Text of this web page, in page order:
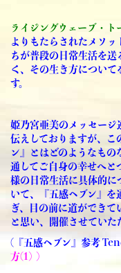
ライジングウェーブ・ト
よりもたらされたメソ
ちが普段の日常生活を
く、その生き方につい
す。
姫乃宮亜美のメッセージ
伝えしておりますが、こ
ン』とはどのようなもの
通してご自身の幸せへと
様の日常生活に具体的に
いて、『五感ヘブン』を
ぎ、目の前に道ができ
と思い、開催させていた
( 『五感ヘブン』参考
方(1) )